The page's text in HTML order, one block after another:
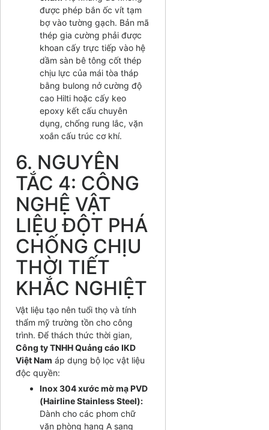
được phép bắn ốc vít tạm
bợ vào tường gạch. Bản mã
thép gia cường phải được
khoan cấy trực tiếp vào hệ
dầm sàn bê tông cốt thép
chịu lực của mái tòa tháp
bằng bulong nở cường độ
cao Hilti hoặc cấy keo
epoxy kết cấu chuyên
dụng, chống rung lắc, vặn
xoắn cấu trúc cơ khí.
6. NGUYÊN
TẮC 4: CÔNG
NGHỆ VẬT
LIỆU ĐỘT PHÁ
CHỐNG CHỊU
THỜI TIẾT
KHẮC NGHIỆT
Vật liệu tạo nên tuổi thọ và tính
thẩm mỹ trường tồn cho công
trình. Để thách thức thời gian,
Công ty TNHH Quảng cáo IKD
Việt Nam áp dụng bộ lọc vật liệu
độc quyền:
Inox 304 xước mờ mạ PVD
(Hairline Stainless Steel):
Dành cho các phom chữ
văn phòng hạng A sang